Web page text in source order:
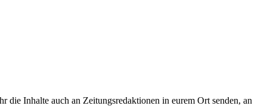
Inhalte auch an Zeitungsredaktionen in eurem Ort senden, an